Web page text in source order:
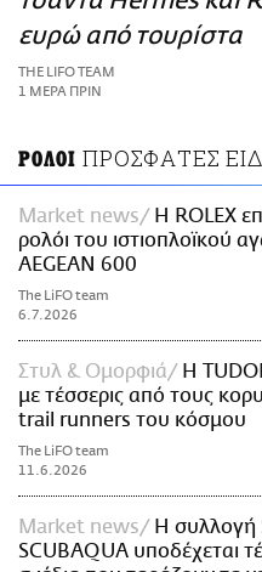
ΑΜΠΑ
PRINT
ευρώ από τουρίστα
THE LIFO TEAM
1 ΜΕΡΑ ΠΡΙΝ
ΡΟΛΟΙ ΠΡΟΣΦΑΤΕΣ
Market news
Η ROLEX
ρολόι του ιστιοπλοϊκού
AEGEAN 600
The LiFO team
6.7.2026
Στυλ & Ομορφιά
Η
με τέσσερις από τους
trail runners του κόσμου
The LiFO team
11.6.2026
Market news
Η συλλογή
SCUBAQUA υποδέχεται